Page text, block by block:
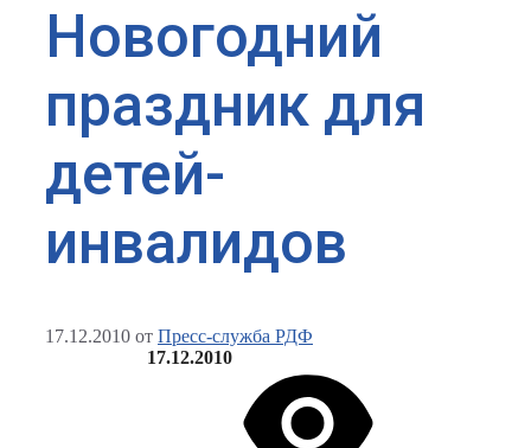
Новогодний
праздник для
детей-
инвалидов
17.12.2010 от Пресс-служба РДФ
17.12.2010